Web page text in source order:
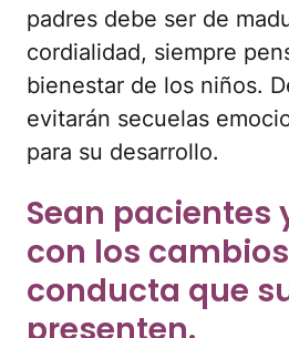
padres debe ser de
cordialidad, siempre
bienestar de los niños.
evitarán secuelas
para su desarrollo.
Sean pacientes
con los
conducta que